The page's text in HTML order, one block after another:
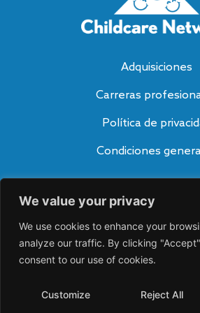
We value your privacy
We use cookies to enhance your
analyze our traffic. By clicking
consent to our use of cookies.
Customize Reject All
Adquisiciones
Carreras
Política de
Condiciones
lt
e
v
Conéctese con
©2026 Childcare Network. All